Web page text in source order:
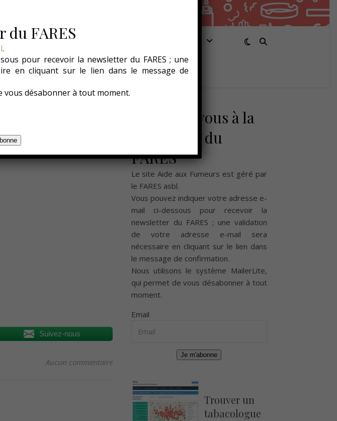
Changer ?
Suivez-nous
Aucun commentaire
Abonnez-vous à la
newsletter du
FARES
Le site Aide aux Fumeurs est géré par
le FARES asbl.
Vous pouvez indiquer votre adresse e-
mail ci-dessous pour recevoir la
newsletter du FARES ; une validation
de votre adresse e-mail sera
nécessaire en cliquant sur le lien dans
le message de confirmation.
Nous utilisons le système MailerLite,
qui permet de vous désabonner à tout
moment.
Email
Je m'abonne
Trouver un
tabacologue
du FARES
.
pour recevoir la newsletter du FARES ; une
en cliquant sur le lien dans le message de
vous désabonner à tout moment.